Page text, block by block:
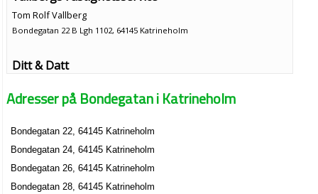
Tom Rolf Vallberg
Bondegatan 22 B Lgh 1102, 64145 Katrineholm
Ditt & Datt
0150-33280
Nina Bovellan
0150-59950
Bondegatan 25 B Lgh 1001, 64146 Katrineholm
Almen i Katrineholm AB
Adresser på Bondegatan i Katrineholm
Bondegatan 22, 64145 Katrineholm
Bondegatan 24, 64145 Katrineholm
Bondegatan 26, 64145 Katrineholm
Bondegatan 28, 64145 Katrineholm